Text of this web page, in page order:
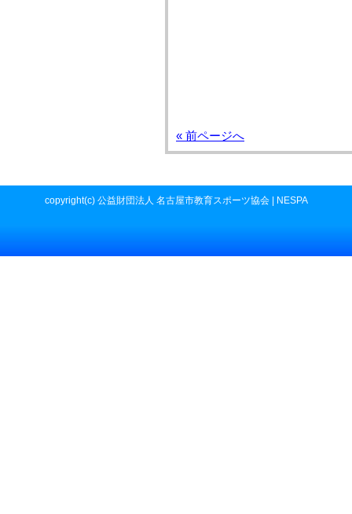
« 前ページへ
copyright(c) 公益財団法人 名古屋市教育スポーツ協会 | NESPA